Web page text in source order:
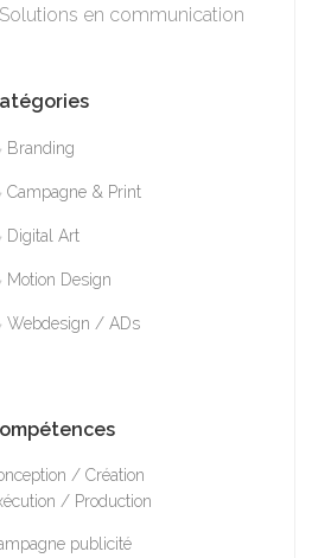
en communication
Branding
Campagne & Print
Digital Art
Motion Design
Webdesign / ADs
/ Création
/ Production
publicité